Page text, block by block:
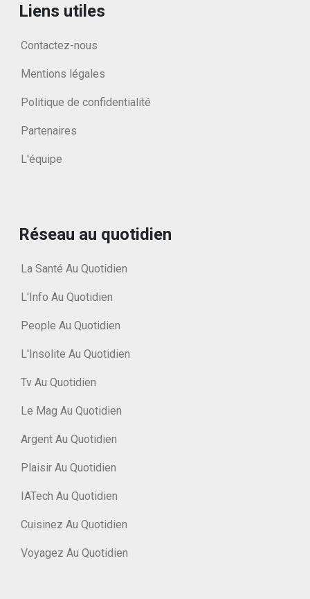
Liens utiles
Contactez-nous
Mentions légales
Politique de confidentialité
Partenaires
L'équipe
Réseau au quotidien
La Santé Au Quotidien
L'Info Au Quotidien
People Au Quotidien
L'Insolite Au Quotidien
Tv Au Quotidien
Le Mag Au Quotidien
Argent Au Quotidien
Plaisir Au Quotidien
IATech Au Quotidien
Cuisinez Au Quotidien
Voyagez Au Quotidien